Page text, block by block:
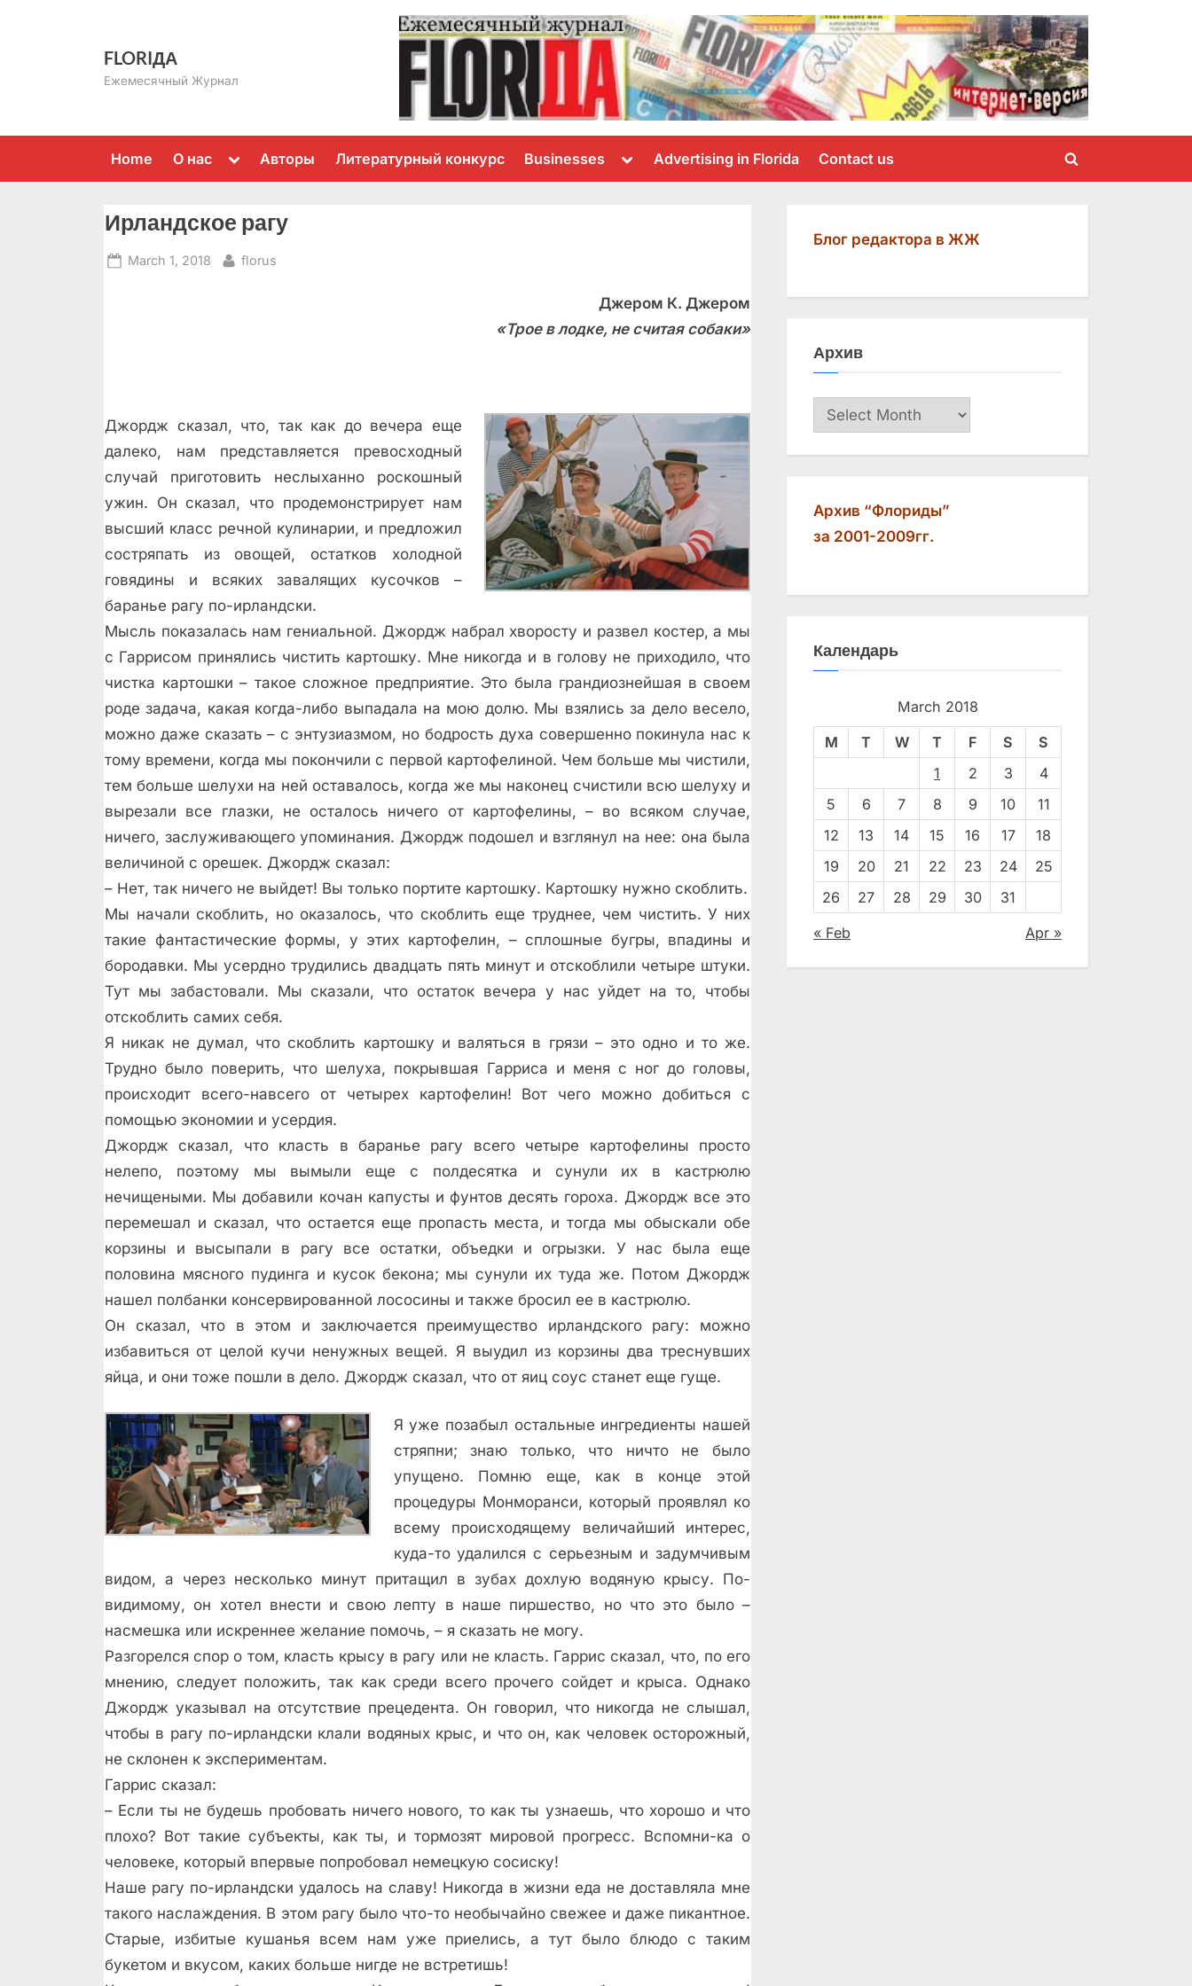
FLORIДА
Ежемесячный Журнал
Home О нас
Toggle
menu
Авторы Литературный конкурс Businesses
Toggle
menu
Advertising in Florida Contact us
Toggle
Ирландское рагу
Posted
March 1, 2018 By
florus
Джером К. Джером
«Трое в лодке, не считая собаки»
Джордж сказал, что, так как до вечера еще
далеко, нам представляется превосходный
случай приготовить неслыханно роскошный
ужин. Он сказал, что продемонстрирует нам
высший класс речной кулинарии, и предложил
состряпать из овощей, остатков холодной
говядины и всяких завалящих кусочков –
баранье рагу по-ирландски.
Мысль показалась нам гениальной. Джордж набрал хворосту и развел костер, а мы
с Гаррисом принялись чистить картошку. Мне никогда и в голову не приходило, что
чистка картошки – такое сложное предприятие. Это была грандиознейшая в своем
роде задача, какая когда-либо выпадала на мою долю. Мы взялись за дело весело,
можно даже сказать – с энтузиазмом, но бодрость духа совершенно покинула нас к
тому времени, когда мы покончили с первой картофелиной. Чем больше мы чистили,
тем больше шелухи на ней оставалось, когда же мы наконец счистили всю шелуху и
вырезали все глазки, не осталось ничего от картофелины, – во всяком случае,
ничего, заслуживающего упоминания. Джордж подошел и взглянул на нее: она была
величиной с орешек. Джордж сказал:
– Нет, так ничего не выйдет! Вы только портите картошку. Картошку нужно скоблить.
Мы начали скоблить, но оказалось, что скоблить еще труднее, чем чистить. У них
такие фантастические формы, у этих картофелин, – сплошные бугры, впадины и
бородавки. Мы усердно трудились двадцать пять минут и отскоблили четыре штуки.
Тут мы забастовали. Мы сказали, что остаток вечера у нас уйдет на то, чтобы
отскоблить самих себя.
Я никак не думал, что скоблить картошку и валяться в грязи – это одно и то же.
Трудно было поверить, что шелуха, покрывшая Гарриса и меня с ног до головы,
происходит всего-навсего от четырех картофелин! Вот чего можно добиться с
помощью экономии и усердия.
Джордж сказал, что класть в баранье рагу всего четыре картофелины просто
нелепо, поэтому мы вымыли еще с полдесятка и сунули их в кастрюлю
нечищеными. Мы добавили кочан капусты и фунтов десять гороха. Джордж все это
перемешал и сказал, что остается еще пропасть места, и тогда мы обыскали обе
корзины и высыпали в рагу все остатки, объедки и огрызки. У нас была еще
половина мясного пудинга и кусок бекона; мы сунули их туда же. Потом Джордж
нашел полбанки консервированной лососины и также бросил ее в кастрюлю.
Он сказал, что в этом и заключается преимущество ирландского рагу: можно
избавиться от целой кучи ненужных вещей. Я выудил из корзины два треснувших
яйца, и они тоже пошли в дело. Джордж сказал, что от яиц соус станет еще гуще.
Я уже позабыл остальные ингредиенты нашей
стряпни; знаю только, что ничто не было
упущено. Помню еще, как в конце этой
процедуры Монморанси, который проявлял ко
всему происходящему величайший интерес,
куда-то удалился с серьезным и задумчивым
видом, а через несколько минут притащил в зубах дохлую водяную крысу. По-
видимому, он хотел внести и свою лепту в наше пиршество, но что это было –
насмешка или искреннее желание помочь, – я сказать не могу.
Разгорелся спор о том, класть крысу в рагу или не класть. Гаррис сказал, что, по его
мнению, следует положить, так как среди всего прочего сойдет и крыса. Однако
Джордж указывал на отсутствие прецедента. Он говорил, что никогда не слышал,
чтобы в рагу по-ирландски клали водяных крыс, и что он, как человек осторожный,
не склонен к экспериментам.
Гаррис сказал:
– Если ты не будешь пробовать ничего нового, то как ты узнаешь, что хорошо и что
плохо? Вот такие субъекты, как ты, и тормозят мировой прогресс. Вспомни-ка о
человеке, который впервые попробовал немецкую сосиску!
Наше рагу по-ирландски удалось на славу! Никогда в жизни еда не доставляла мне
такого наслаждения. В этом рагу было что-то необычайно свежее и даже пикантное.
Старые, избитые кушанья всем нам уже приелись, а тут было блюдо с таким
букетом и вкусом, каких больше нигде не встретишь!
Блог редактора в ЖЖ
Архив
Архив
Архив “Флориды”
за 2001-2009гг.
Календарь
March 2018
M T W T F S
S
1
2 3
4
5
6 7 8 9 10
11
12
13 14 15 16 17
18
19
20 21 22 23 24
25
26
27 28 29 30 31
« Feb Apr »